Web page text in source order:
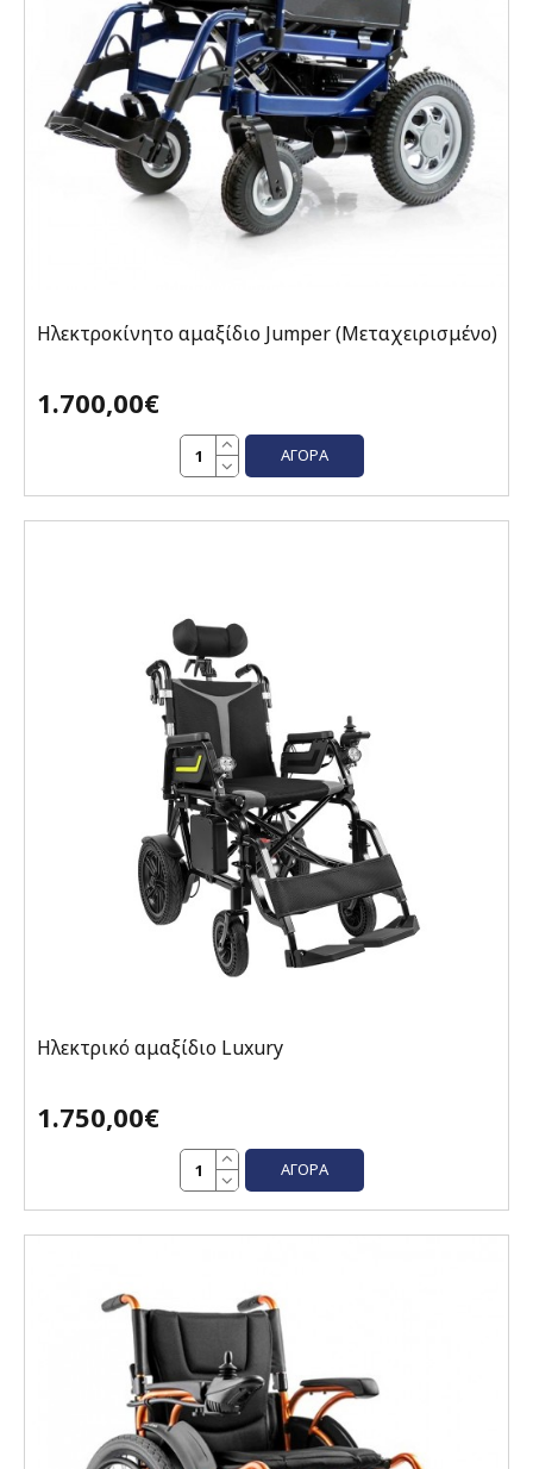
Ηλεκτροκίνητο αμαξίδιο Jumper (Μεταχειρισμένο)
1.700,00€
ΑΓΟΡΆ
Ηλεκτρικό αμαξίδιο Luxury
1.750,00€
ΑΓΟΡΆ